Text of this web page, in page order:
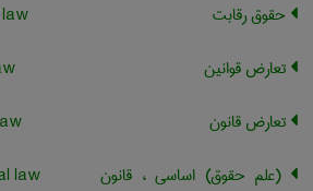
حقوق رقابت
تعارض قوانین
تعارض قانون
(علم حقوق) اساسی ، قانون
law